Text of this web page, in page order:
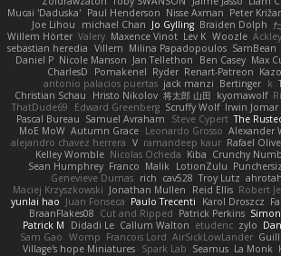
Mucai 'Daduska' Paul Henderson Nisse Axman Peter
Joe Lihou
michael Chan Jo Gylling Braiden Dolph
Willem Hörter Valery Maxence Vinot Lev K Woozle Ackley
sebastian heredia Villem Milina Papadopoulos SamBean
Daniel P Nicole Manson Jan Tellethon Ben Casey Max
CharlesD
Pomakenel Ryder Renart-Patreon
antonio palacios puertas jack manzi Bertinger k
Christian Schau
Hristo Nikolov 将太郎 山田 kyomawolf
ThatDude69
Edward Greenberg Scruffy Wolf Irwin Jomar
Pascal Bureau Samuel Avraham Steve Cypert The
MoE MoW Autumn Grace Leonardo Grosso Alexander
alejandro chavez herrera V ramandeep kaur Rafael
Kelley Womble Nicolas Ocheda Kiba Crunchy
Sean Humphrey Franco Malik LotionZulu
Genevieve Dumas rich cav528 Troy Lutz
Maciej Krzyszkowski Jonathan Mullen Reid Ellis Robert
yunlai hao Juan Fonseca Paulo Trecenti Karol Droszcz
BraanFlakes08 Cut and Ripped Patrick Perkins
Patrick M
Didadi Le Callum Walton etudenc zylo
Sam Gao Womp Francois Lord AirSickLowLander
Village's hope Miniatures Spark Lab Seamus La Monk